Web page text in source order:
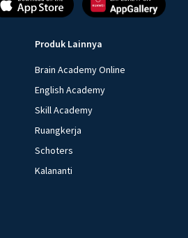
Produk Lainnya
Brain Academy Online
English Academy
Skill Academy
Ruangkerja
Schoters
Kalananti